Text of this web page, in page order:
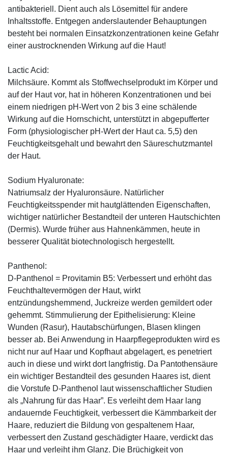
antibakteriell. Dient auch als Lösemittel für andere
Inhaltsstoffe. Entgegen anderslautender Behauptungen
besteht bei normalen Einsatzkonzentrationen keine Gefahr
einer austrocknenden Wirkung auf die Haut!
Lactic Acid:
Milchsäure. Kommt als Stoffwechselprodukt im Körper und
auf der Haut vor, hat in höheren Konzentrationen und bei
einem niedrigen pH-Wert von 2 bis 3 eine schälende
Wirkung auf die Hornschicht, unterstützt in abgepufferter
Form (physiologischer pH-Wert der Haut ca. 5,5) den
Feuchtigkeitsgehalt und bewahrt den Säureschutzmantel
der Haut.
Sodium Hyaluronate:
Natriumsalz der Hyaluronsäure. Natürlicher
Feuchtigkeitsspender mit hautglättenden Eigenschaften,
wichtiger natürlicher Bestandteil der unteren Hautschichten
(Dermis). Wurde früher aus Hahnenkämmen, heute in
besserer Qualität biotechnologisch hergestellt.
Panthenol:
D-Panthenol = Provitamin B5: Verbessert und erhöht das
Feuchthaltevermögen der Haut, wirkt
entzündungshemmend, Juckreize werden gemildert oder
gehemmt. Stimmulierung der Epithelisierung: Kleine
Wunden (Rasur), Hautabschürfungen, Blasen klingen
besser ab. Bei Anwendung in Haarpflegeprodukten wird es
nicht nur auf Haar und Kopfhaut abgelagert, es penetriert
auch in diese und wirkt dort langfristig. Da Pantothensäure
ein wichtiger Bestandteil des gesunden Haares ist, dient
die Vorstufe D-Panthenol laut wissenschaftlicher Studien
als „Nahrung für das Haar”. Es verleiht dem Haar lang
andauernde Feuchtigkeit, verbessert die Kämmbarkeit der
Haare, reduziert die Bildung von gespaltenem Haar,
verbessert den Zustand geschädigter Haare, verdickt das
Haar und verleiht ihm Glanz. Die Brüchigkeit von